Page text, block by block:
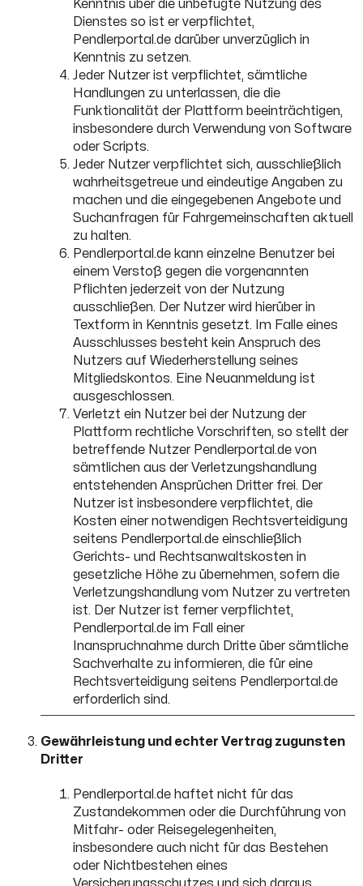
Kenntnis über die unbefugte Nutzung des
Dienstes so ist er verpflichtet,
Pendlerportal.de darüber unverzüglich in
Kenntnis zu setzen.
Jeder Nutzer ist verpflichtet, sämtliche
Handlungen zu unterlassen, die die
Funktionalität der Plattform beeinträchtigen,
insbesondere durch Verwendung von Software
oder Scripts.
Jeder Nutzer verpflichtet sich, ausschließlich
wahrheitsgetreue und eindeutige Angaben zu
machen und die eingegebenen Angebote und
Suchanfragen für Fahrgemeinschaften aktuell
zu halten.
Pendlerportal.de kann einzelne Benutzer bei
einem Verstoß gegen die vorgenannten
Pflichten jederzeit von der Nutzung
ausschließen. Der Nutzer wird hierüber in
Textform in Kenntnis gesetzt. Im Falle eines
Ausschlusses besteht kein Anspruch des
Nutzers auf Wiederherstellung seines
Mitgliedskontos. Eine Neuanmeldung ist
ausgeschlossen.
Verletzt ein Nutzer bei der Nutzung der
Plattform rechtliche Vorschriften, so stellt der
betreffende Nutzer Pendlerportal.de von
sämtlichen aus der Verletzungshandlung
entstehenden Ansprüchen Dritter frei. Der
Nutzer ist insbesondere verpflichtet, die
Kosten einer notwendigen Rechtsverteidigung
seitens Pendlerportal.de einschließlich
Gerichts- und Rechtsanwaltskosten in
gesetzliche Höhe zu übernehmen, sofern die
Verletzungshandlung vom Nutzer zu vertreten
ist. Der Nutzer ist ferner verpflichtet,
Pendlerportal.de im Fall einer
Inanspruchnahme durch Dritte über sämtliche
Sachverhalte zu informieren, die für eine
Rechtsverteidigung seitens Pendlerportal.de
erforderlich sind.
Gewährleistung und echter Vertrag zugunsten
Dritter
Pendlerportal.de haftet nicht für das
Zustandekommen oder die Durchführung von
Mitfahr- oder Reisegelegenheiten,
insbesondere auch nicht für das Bestehen
oder Nichtbestehen eines